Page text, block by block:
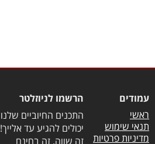
עמודים
ראשי
תנאי שימוש
מדיניות פרטיות
הרשמו לניוזלטר
התכנים החיוביים שלנו
יכולים להגיע עד אלייך!
זה שווה. זה בחינם